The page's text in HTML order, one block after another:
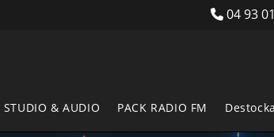
04 93
STUDIO & AUDIO PACK RADIO FM